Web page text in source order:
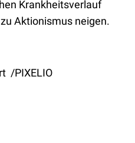
Krankheitsverlauf
Aktionismus neigen.
/PIXELIO